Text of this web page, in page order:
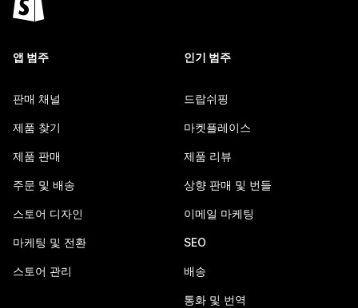
앱 범주
판매 채널
제품 찾기
제품 판매
주문 및 배송
스토어 디자인
마케팅 및 전환
스토어 관리
인기 범주
드랍쉬핑
마켓플레이스
제품 리뷰
상향 판매 및 번들
이메일 마케팅
SEO
배송
통화 및 번역